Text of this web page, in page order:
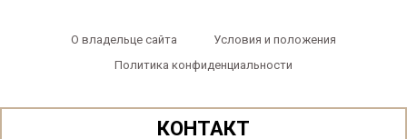
О владельце сайта
Условия и положения
Политика конфиденциальности
КОНТАКТ